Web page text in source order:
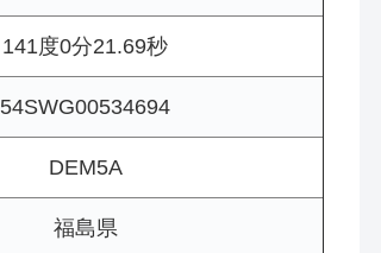
141度0分21.69秒
54SWG00534694
DEM5A
福島県